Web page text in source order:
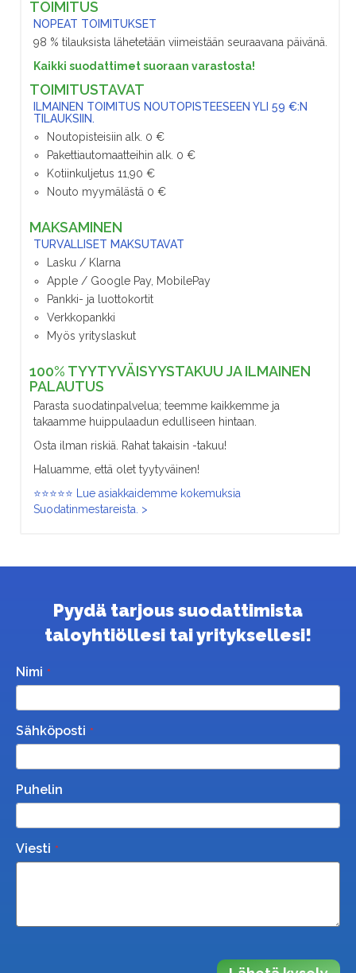
TOIMITUS
NOPEAT TOIMITUKSET
98 % tilauksista lähetetään viimeistään seuraavana päivänä.
Kaikki suodattimet suoraan varastosta!
TOIMITUSTAVAT
ILMAINEN TOIMITUS NOUTOPISTEESEEN YLI 59 €:N
TILAUKSIIN.
Noutopisteisiin alk. 0 €
Pakettiautomaatteihin alk. 0 €
Kotiinkuljetus 11,90 €
Nouto myymälästä 0 €
MAKSAMINEN
TURVALLISET MAKSUTAVAT
Lasku / Klarna
Apple / Google Pay, MobilePay
Pankki- ja luottokortit
Verkkopankki
Myös yrityslaskut
100% TYYTYVÄISYYSTAKUU JA ILMAINEN
PALAUTUS
Parasta suodatinpalvelua; teemme kaikkemme ja
takaamme huippulaadun edulliseen hintaan.
Osta ilman riskiä. Rahat takaisin -takuu!
Haluamme, että olet tyytyväinen!
⭐⭐⭐⭐⭐ Lue asiakkaidemme kokemuksia
Suodatinmestareista. >
Pyydä tarjous suodattimista
taloyhtiöllesi tai yrityksellesi!
Nimi
Sähköposti
Puhelin
Viesti